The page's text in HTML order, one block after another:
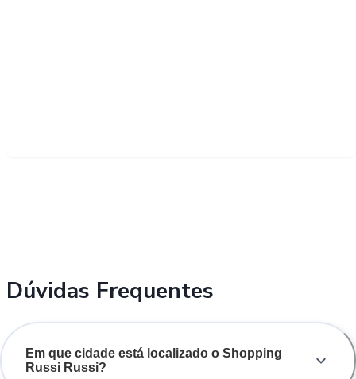
Dúvidas Frequentes
Em que cidade está localizado o Shopping
Russi Russi?